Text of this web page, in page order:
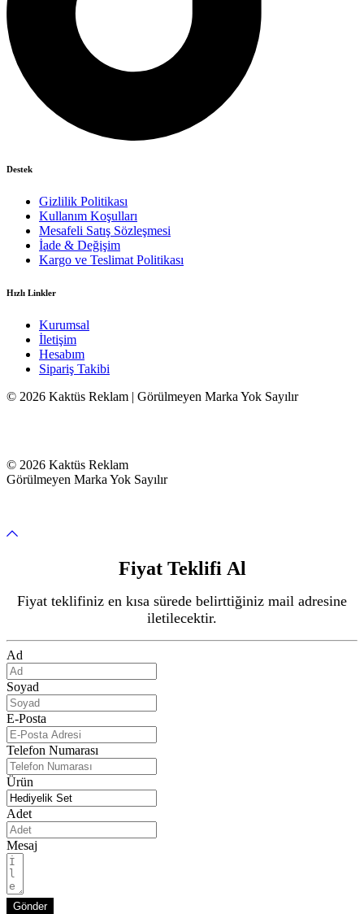
Destek
Gizlilik Politikası
Kullanım Koşulları
Mesafeli Satış Sözleşmesi
İade & Değişim
Kargo ve Teslimat Politikası
Hızlı Linkler
Kurumsal
İletişim
Hesabım
Sipariş Takibi
© 2026 Kaktüs Reklam | Görülmeyen Marka Yok Sayılır
© 2026 Kaktüs Reklam
Görülmeyen Marka Yok Sayılır
Fiyat Teklifi Al
Fiyat teklifiniz en kısa sürede belirttiğiniz mail adresine
iletilecektir.
Ad
Soyad
E-Posta
Telefon Numarası
Ürün
Adet
Mesaj
Gönder